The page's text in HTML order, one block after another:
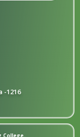
-1216
College.